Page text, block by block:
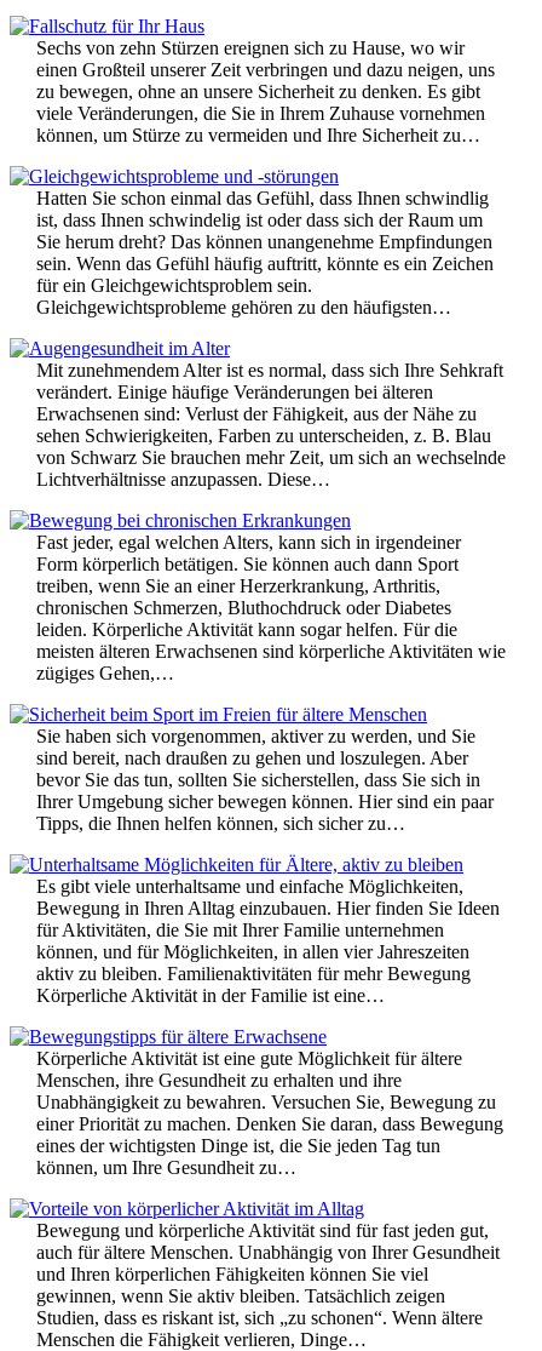
Sechs von zehn Stürzen ereignen sich zu Hause, wo wir
einen Großteil unserer Zeit verbringen und dazu neigen, uns
zu bewegen, ohne an unsere Sicherheit zu denken. Es gibt
viele Veränderungen, die Sie in Ihrem Zuhause vornehmen
können, um Stürze zu vermeiden und Ihre Sicherheit zu…
Hatten Sie schon einmal das Gefühl, dass Ihnen schwindlig
ist, dass Ihnen schwindelig ist oder dass sich der Raum um
Sie herum dreht? Das können unangenehme Empfindungen
sein. Wenn das Gefühl häufig auftritt, könnte es ein Zeichen
für ein Gleichgewichtsproblem sein.
Gleichgewichtsprobleme gehören zu den häufigsten…
Mit zunehmendem Alter ist es normal, dass sich Ihre Sehkraft
verändert. Einige häufige Veränderungen bei älteren
Erwachsenen sind: Verlust der Fähigkeit, aus der Nähe zu
sehen Schwierigkeiten, Farben zu unterscheiden, z. B. Blau
von Schwarz Sie brauchen mehr Zeit, um sich an wechselnde
Lichtverhältnisse anzupassen. Diese…
Fast jeder, egal welchen Alters, kann sich in irgendeiner
Form körperlich betätigen. Sie können auch dann Sport
treiben, wenn Sie an einer Herzerkrankung, Arthritis,
chronischen Schmerzen, Bluthochdruck oder Diabetes
leiden. Körperliche Aktivität kann sogar helfen. Für die
meisten älteren Erwachsenen sind körperliche Aktivitäten wie
zügiges Gehen,…
Sie haben sich vorgenommen, aktiver zu werden, und Sie
sind bereit, nach draußen zu gehen und loszulegen. Aber
bevor Sie das tun, sollten Sie sicherstellen, dass Sie sich in
Ihrer Umgebung sicher bewegen können. Hier sind ein paar
Tipps, die Ihnen helfen können, sich sicher zu…
Es gibt viele unterhaltsame und einfache Möglichkeiten,
Bewegung in Ihren Alltag einzubauen. Hier finden Sie Ideen
für Aktivitäten, die Sie mit Ihrer Familie unternehmen
können, und für Möglichkeiten, in allen vier Jahreszeiten
aktiv zu bleiben. Familienaktivitäten für mehr Bewegung
Körperliche Aktivität in der Familie ist eine…
Körperliche Aktivität ist eine gute Möglichkeit für ältere
Menschen, ihre Gesundheit zu erhalten und ihre
Unabhängigkeit zu bewahren. Versuchen Sie, Bewegung zu
einer Priorität zu machen. Denken Sie daran, dass Bewegung
eines der wichtigsten Dinge ist, die Sie jeden Tag tun
können, um Ihre Gesundheit zu…
Bewegung und körperliche Aktivität sind für fast jeden gut,
auch für ältere Menschen. Unabhängig von Ihrer Gesundheit
und Ihren körperlichen Fähigkeiten können Sie viel
gewinnen, wenn Sie aktiv bleiben. Tatsächlich zeigen
Studien, dass es riskant ist, sich „zu schonen“. Wenn ältere
Menschen die Fähigkeit verlieren, Dinge…